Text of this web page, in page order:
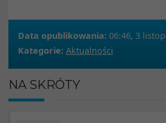
Data opublikowania: 06:46, 3
Kategorie: Aktualności
NA SKRÓTY